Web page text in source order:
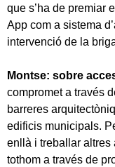
que s’ha de premiar
App com a sistema
intervenció de la
Montse: sobre
compromet a través
barreres
edificis municipals.
enllà i treballar altres
tothom a través de